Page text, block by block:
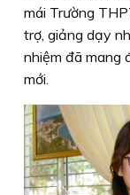
mái Trường
trợ, giảng dạy
nhiệm đã mang
mới.